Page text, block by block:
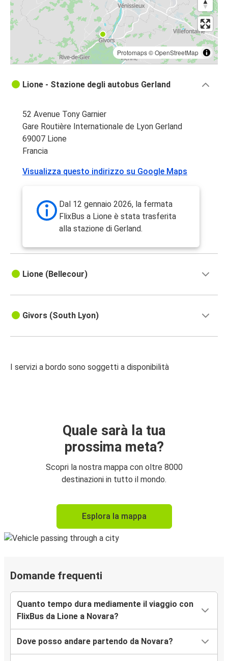
Protomaps©OpenStreetMap
Lione - Stazione degli autobus Gerland
52 Avenue Tony Garnier
Gare Routière Internationale de Lyon Gerland
69007 Lione
Francia
Visualizza questo indirizzo su Google Maps
Dal 12 gennaio 2026, la fermata
FlixBus a Lione è stata trasferita
alla stazione di Gerland.
Lione (Bellecour)
Givors (South Lyon)
I servizi a bordo sono soggetti a disponibilità
Quale sarà la tua
prossima meta?
Scopri la nostra mappa con oltre 8000
destinazioni in tutto il mondo.
Esplora la mappa
Domande frequenti
Quanto tempo dura mediamente il viaggio con
FlixBus da Lione a Novara?
Dove posso andare partendo da Novara?